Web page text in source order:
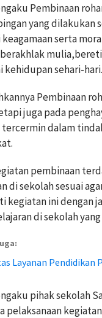
Pembinaan
yang dilakukan
serta
kehidupan sehari-hari.
Pembinaan
juga pada
dalam
pembinaan
di sekolah sesuai
kegiatan ini dengan
di sekolah
Layanan Pendidikan
pihak sekolah
pelaksanaan